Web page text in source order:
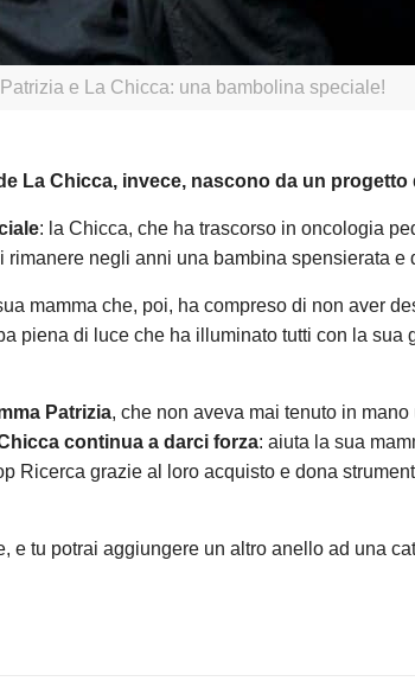
Patrizia e La Chicca: una bambolina speciale!
La Chicca, invece, nascono da un
: la Chicca, che ha trascorso in oncologia
negli anni una bambina spensierata
mamma che, poi, ha compreso di non aver
piena di luce che ha illuminato tutti con la
Patrizia, che non aveva mai tenuto in
continua a darci forza: aiuta la sua
Ricerca grazie al loro acquisto e dona
e tu potrai aggiungere un altro anello ad una